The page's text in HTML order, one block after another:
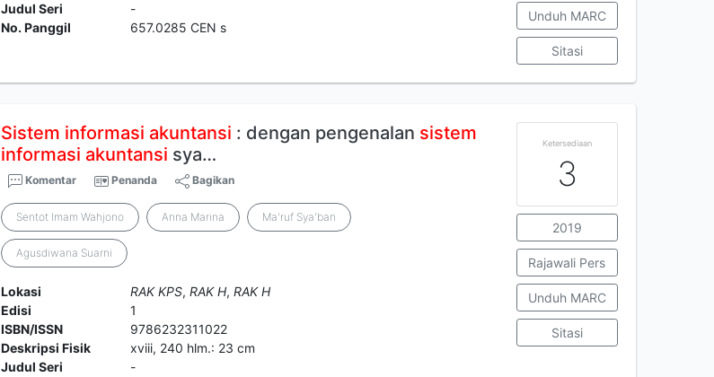
Judul Seri
-
No. Panggil
657.0285 CEN s
Unduh MARC
Sitasi
Sistem informasi akuntansi : dengan pengenalan sistem
informasi akuntansi sya…
Komentar Penanda Bagikan
Sentot Imam Wahjono Anna Marina Ma'ruf Sya'ban
Agusdiwana Suarni
Lokasi RAK KPS, RAK H, RAK H
Edisi
1
ISBN/ISSN
9786232311022
Deskripsi Fisik
xviii, 240 hlm.: 23 cm
Judul Seri
-
Ketersediaan
3
2019
Rajawali Pers
Unduh MARC
Sitasi